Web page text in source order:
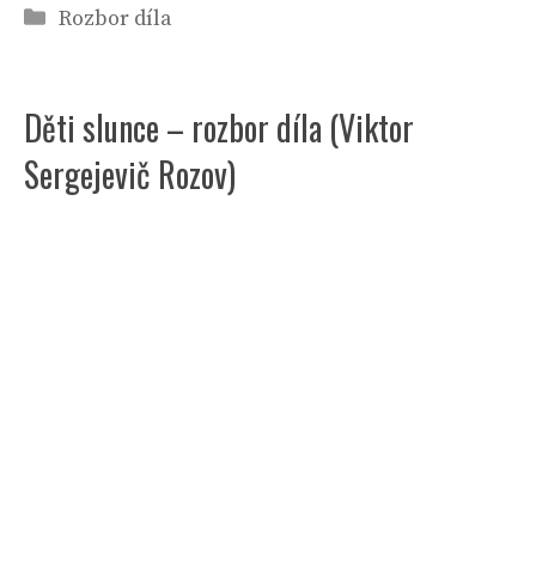
Rubriky
Rozbor díla
Děti slunce – rozbor díla (Viktor
Sergejevič Rozov)